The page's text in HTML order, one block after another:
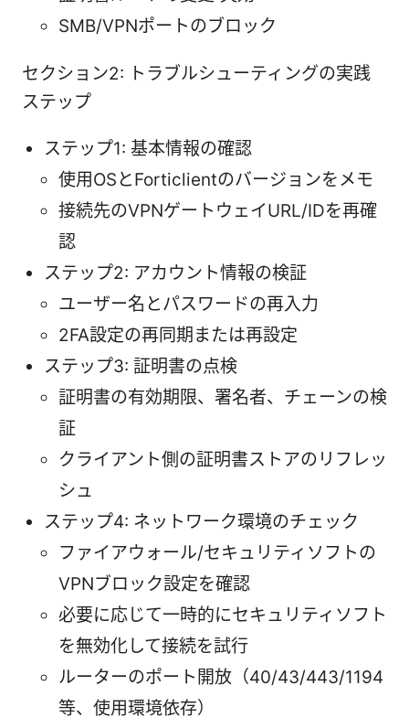
SMB/VPNポートのブロック
セクション2: トラブルシューティングの実践
ステップ
ステップ1: 基本情報の確認
使用OSとForticlientのバージョンをメモ
接続先のVPNゲートウェイURL/IDを再確
認
ステップ2: アカウント情報の検証
ユーザー名とパスワードの再入力
2FA設定の再同期または再設定
ステップ3: 証明書の点検
証明書の有効期限、署名者、チェーンの検
証
クライアント側の証明書ストアのリフレッ
シュ
ステップ4: ネットワーク環境のチェック
ファイアウォール/セキュリティソフトの
VPNブロック設定を確認
必要に応じて一時的にセキュリティソフト
を無効化して接続を試行
ルーターのポート開放（40/43/443/1194
等、使用環境依存）